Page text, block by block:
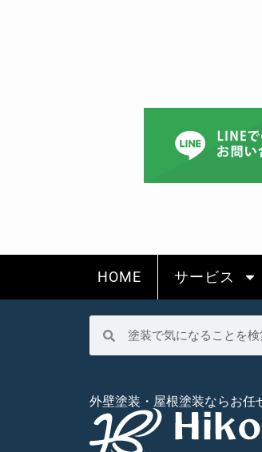
HOME サービス
外壁塗装・屋根塗装ならお任